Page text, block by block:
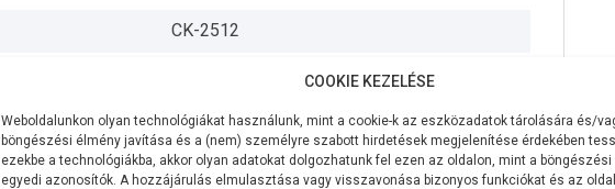
CK-2512
2200W
375 liter/perc
COOKIE KEZELÉSE
Weboldalunkon olyan technológiákat használunk, mint a cookie-k az eszközadatok tárolására és/
böngészési élmény javítása és a (nem) személyre szabott hirdetések megjelenítése érdekében
ezekbe a technológiákba, akkor olyan adatokat dolgozhatunk fel ezen az oldalon, mint a
egyedi azonosítók. A hozzájárulás elmulasztása vagy visszavonása bizonyos funkciókat és az